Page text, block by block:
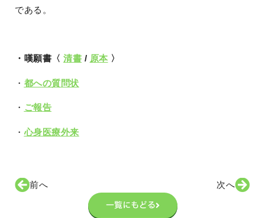
である。
・嘆願書〈 清書 / 原本 〉
・ 都への質問状
・ ご報告
・心身医療外来
前へ 次へ
一覧にもどる